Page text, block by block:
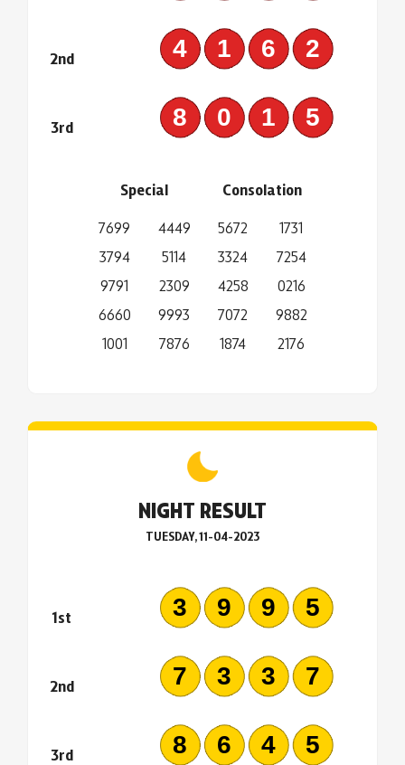
2nd 4162
3rd 8015
Special
7699
3794
9791
6660
1001
4449
5114
2309
9993
7876
Consolation
5672
3324
4258
7072
1874
1731
7254
0216
9882
2176
NIGHT RESULT
TUESDAY, 11-04-2023
1st 3995
2nd 7337
3rd 8645